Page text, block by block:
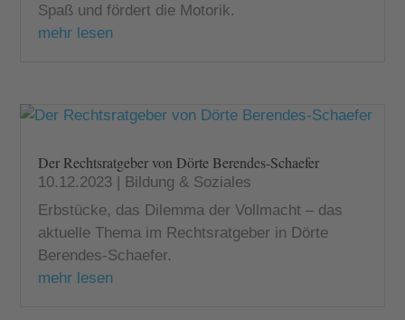
Spaß und fördert die Motorik.
mehr lesen
Der Rechtsratgeber von Dörte Berendes-Schaefer
10.12.2023
Bildung & Soziales
Erbstücke, das Dilemma der Vollmacht – das
aktuelle Thema im Rechtsratgeber in Dörte
Berendes-Schaefer.
mehr lesen